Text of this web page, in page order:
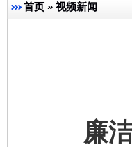
首页 » 视频新闻
廉洁文